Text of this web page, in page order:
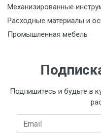
Механизированные
Расходные материалы и
Промышленная мебель
Подпишитесь и будьте в
Email